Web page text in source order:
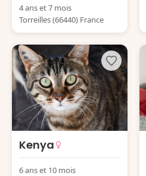
4 ans et 7 mois
Torreilles (66440) France
Kenya
6 ans et 10 mois